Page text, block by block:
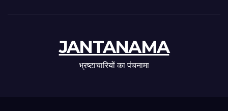
JANTANAMA
भ्रष्टाचारियों का पंचनामा